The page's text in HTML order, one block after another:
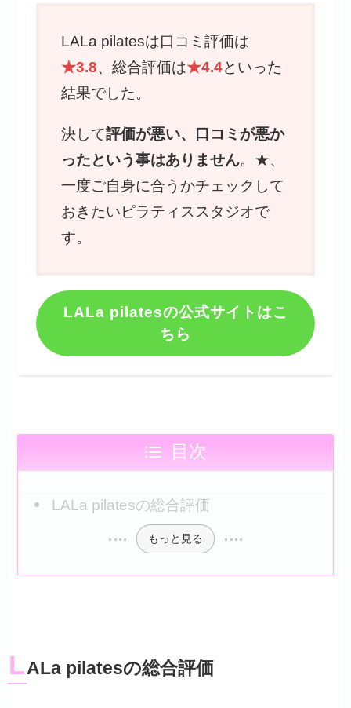
LALa pilatesは口コミ評価は
★3.8、総合評価は★4.4といった
結果でした。
決して評価が悪い、口コミが悪か
ったという事はありません。★、
一度ご自身に合うかチェックして
おきたいピラティススタジオで
す。
LALa pilatesの公式サイトはこ
ちら
目次
LALa pilatesの総合評価
もっと見る
LALa pilatesの総合評価